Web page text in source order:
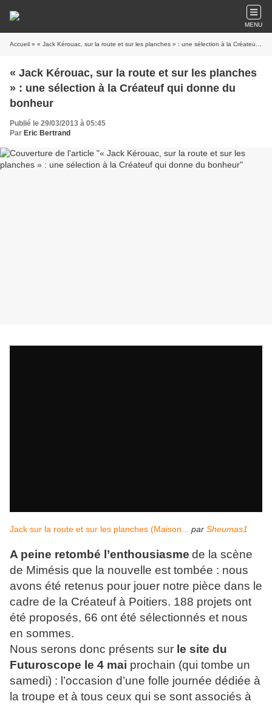
MENU
Accueil » « Jack Kérouac, sur la route et sur les planches » : une sélection à la Créateuf qui donne du bonheur
« Jack Kérouac, sur la route et sur les planches
» : une sélection à la Créateuf qui donne du
bonheur
Publié le 29/03/2013 à 05:45
Par Eric Bertrand
Jack sur la route et sur les planches (Maison... par Sheumas1
A peine retombé l’enthousiasme de la scène
de Mimésis que la nouvelle est tombée : nous
avons été retenus pour jouer notre pièce dans le
cadre de la Créateuf à Poitiers. 188 projets ont
été proposés, 66 ont été sélectionnés et nous
en sommes.
Nous serons donc présents sur le site du
Futuroscope le 4 mai prochain (qui tombe un
samedi) : l’occasion d’une folle journée dédiée à
la troupe et à tous ceux qui se sont associés à